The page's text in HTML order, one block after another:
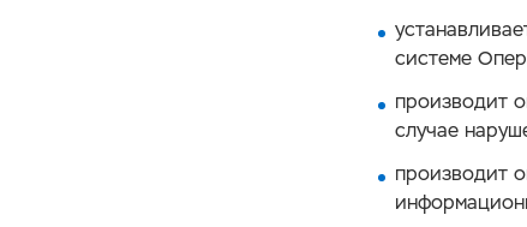
системе
производит
случае
производит